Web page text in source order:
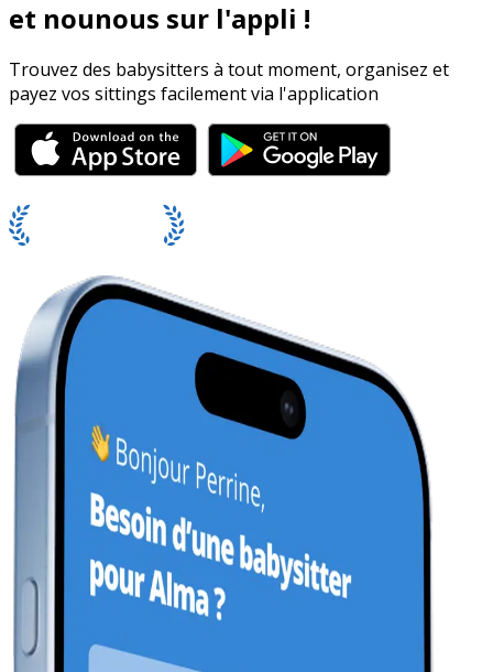
et nounous sur l'appli !
Trouvez des babysitters à tout moment, organisez et
payez vos sittings facilement via l'application